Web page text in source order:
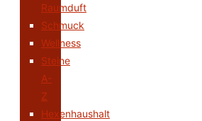
Raumduft
Schmuck
Wellness
Steine
A-
Z
Hexenhaushalt